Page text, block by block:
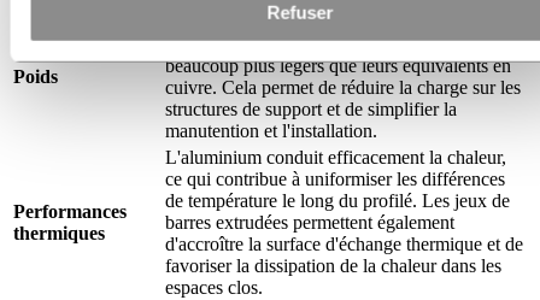
Refuser
Poids
Même avec une section plus importante, les
conducteurs en aluminium sont généralement
beaucoup plus légers que leurs équivalents en
cuivre. Cela permet de réduire la charge sur les
structures de support et de simplifier la
manutention et l'installation.
Performances
thermiques
L'aluminium conduit efficacement la chaleur,
ce qui contribue à uniformiser les différences
de température le long du profilé. Les jeux de
barres extrudées permettent également
d'accroître la surface d'échange thermique et de
favoriser la dissipation de la chaleur dans les
espaces clos.